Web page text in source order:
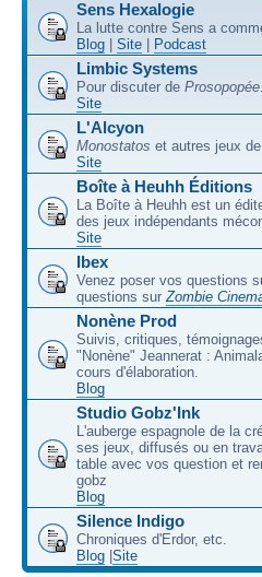
Sens Hexalogie
La lutte contre Sens a
Blog
Site Podcast
Limbic Systems
Pour discuter de Prosopopée.
Site
L'Alcyon
Monostatos et autres jeux
Site
Boîte à Heuhh Éditions
La Boîte à Heuhh est un
des jeux indépendants
Site
Ibex
Venez poser vos questions
questions surZombie
Nonène Prod
Suivis, critiques,
"Nonène" Jeannerat :
cours d'élaboration.
Blog
Studio Gobz'Ink
L'auberge espagnole de la
ses jeux, diffusés ou en
table avec vos question et
gobz
Blog
Silence Indigo
Chroniques d'Erdor, etc.
Blog Site